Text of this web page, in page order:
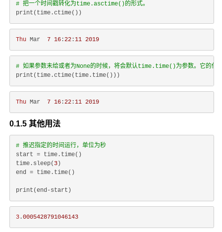
# 把一个时间戳转化为time.asctime()的形式。
Thu Mar 7 16 :22 :11 2019
# 如果参数未给或者为None的时候，将会默认time.time()为参数。它
Thu Mar 7 16 :22 :11 2019
0.1.5 其他用法
# 推迟指定的时间运行，单位为秒
start = time.time()
time.sleep( 3 )
end = time.time()
3 .0005428791046143